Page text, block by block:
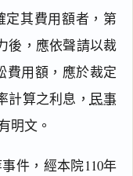
定其費用額者，第
後，應依聲請以裁
費用額，應於裁定
計算之利息， 民事
明文。
件，經本院110年
閱讀